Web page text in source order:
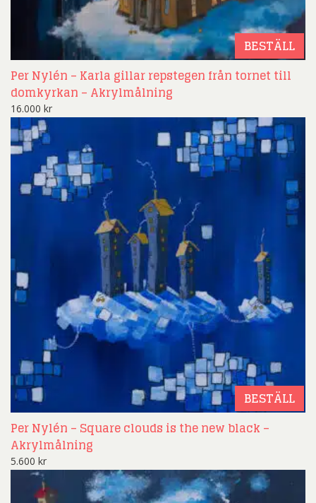
BESTÄLL
Per Nylén – Karla gillar repstegen från tornet till
domkyrkan – Akrylmålning
16.000 kr
BESTÄLL
Per Nylén – Square clouds is the new black –
Akrylmålning
5.600 kr